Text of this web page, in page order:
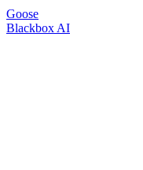
Goose
Blackbox AI